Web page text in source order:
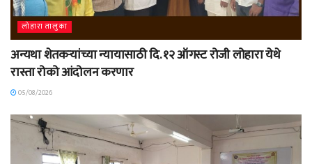
लोहारा तालुका
अन्यथा शेतकऱ्यांच्या न्यायासाठी दि. १२ ऑगस्ट रोजी लोहारा येथे
रास्ता रोको आंदोलन करणार
05/08/2026